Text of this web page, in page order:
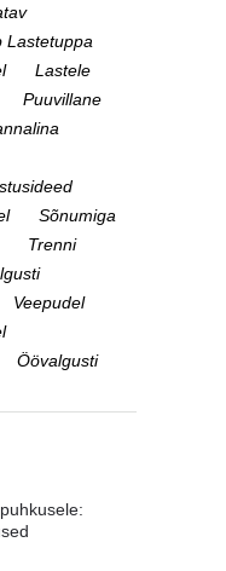
Lastetuppa
Lastele
Puuvillane
Sõnumiga
Trenni
Veepudel
Öövalgusti